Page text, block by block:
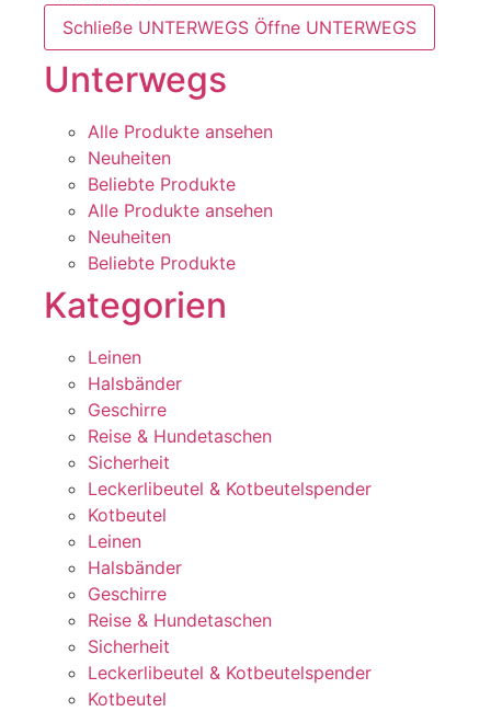
Schließe UNTERWEGS Öffne UNTERWEGS
Unterwegs
Alle Produkte ansehen
Neuheiten
Beliebte Produkte
Alle Produkte ansehen
Neuheiten
Beliebte Produkte
Kategorien
Leinen
Halsbänder
Geschirre
Reise & Hundetaschen
Sicherheit
Leckerlibeutel & Kotbeutelspender
Kotbeutel
Leinen
Halsbänder
Geschirre
Reise & Hundetaschen
Sicherheit
Leckerlibeutel & Kotbeutelspender
Kotbeutel